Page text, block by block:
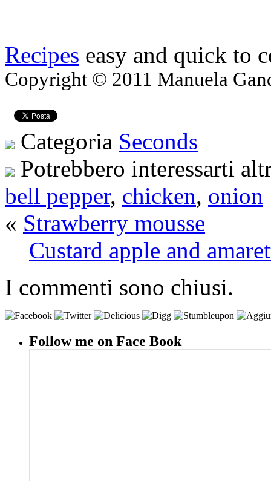
Recipes easy and quick to
Copyright © 2011 Manuela
Categoria Seconds
Potrebbero interessarti
bell pepper, chicken, onion
« Strawberry mousse
Custard apple and
I commenti sono chiusi.
Follow me on Face Book